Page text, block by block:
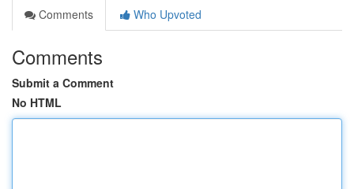
Comments
Who Upvoted
Comments
Submit a Comment
No HTML